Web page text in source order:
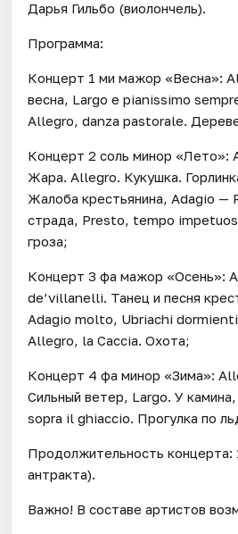
Дарья Гильбо (виолончель).
Программа:
Концерт 1 ми мажор «Весна»:
весна, Largo e pianissimo
Allegro, danza pastorale.
Концерт 2 соль минор «Лето»:
Жара. Allegro. Кукушка.
Жалоба крестьянина, Adagio —
страда, Presto, tempo
гроза;
Концерт 3 фа мажор «Осень»:
de’villanelli. Танец и песня
Adagio molto, Ubriachi
Allegro, la Caccia. Охота;
Концерт 4 фа минор «Зима»:
Сильный ветер, Largo. У
sopra il ghiaccio. Прогулка по
Продолжительность концерта:
антракта).
Важно! В составе артистов